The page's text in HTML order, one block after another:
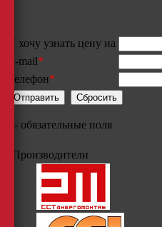
Я хочу узнать цену на
E-mail*
Телефон*
- обязательные поля
Производители